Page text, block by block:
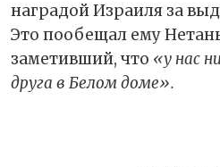
наградой Израиля за
Это пообещал ему
заметивший, что «у нас
друга в Белом доме».